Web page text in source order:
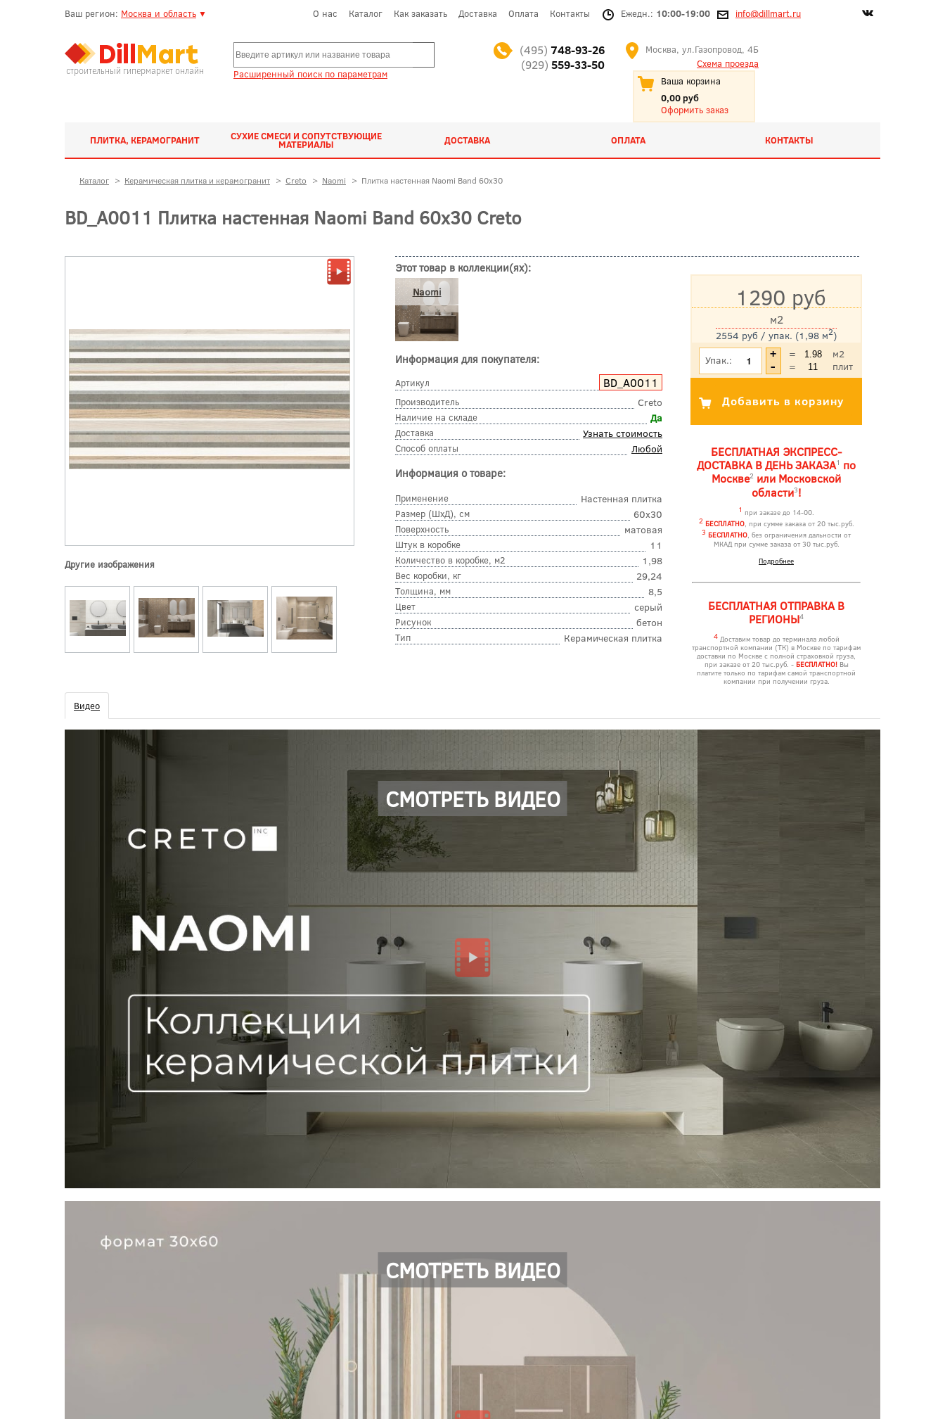
Ваш регион: Москва и область ▼ О нас Каталог Как заказать Доставка Оплата Контакты Ежедн.: 10:00-19:00 info@dillmart.ru
строительный гипермаркет онлайн Расширенный поиск по параметрам
(495) 748-93-26
(929) 559-33-50
Москва, ул.Газопровод, 4Б
Схема проезда
Ваша корзина
0,00 руб
Оформить заказ
ПЛИТКА, КЕРАМОГРАНИТ СУХИЕ СМЕСИ И СОПУТСТВУЮЩИЕ
МАТЕРИАЛЫ ДОСТАВКА ОПЛАТА КОНТАКТЫ
Каталог > Керамическая плитка и керамогранит > Creto > Naomi > Плитка настенная Naomi Band 60x30
BD_A0011 Плитка настенная Naomi Band 60x30 Creto
Другие изображения
Этот товар в коллекции(ях):
Naomi
Информация для покупателя:
Артикул BD_A0011
Производитель Creto
Наличие на складе Да
Доставка Узнать стоимость
Способ оплаты Любой
Информация о товаре:
Применение Настенная плитка
Размер (ШхД), см 60x30
Поверхность матовая
Штук в коробке 11
Количество в коробке, м2 1,98
Вес коробки, кг 29,24
Толщина, мм 8,5
Цвет серый
Рисунок бетон
Тип Керамическая плитка
1290 руб
2554 руб / упак. (1,98 м2)
м2
*Цена указана с учетом НДС
Упак.: =
м2
=
плит
БЕСПЛАТНАЯ ЭКСПРЕСС-
ДОСТАВКА В ДЕНЬ ЗАКАЗА1 по
Москве2 или Московской
области3!
1 при заказе до 14-00.
2 БЕСПЛАТНО, при сумме заказа от 20 тыс.руб.
3 БЕСПЛАТНО, без ограничения дальности от
МКАД при сумме заказа от 30 тыс.руб.
Подробнее
БЕСПЛАТНАЯ ОТПРАВКА В
РЕГИОНЫ4
4Доставим товар до терминала любой
транспортной компании (ТК) в Москве по тарифам
доставки по Москве с полной страховкой груза,
при заказе от 20 тыс.руб. - БЕСПЛАТНО!Вы
платите только по тарифам самой транспортной
компании при получении груза.
Видео
СМОТРЕТЬ ВИДЕО
СМОТРЕТЬ ВИДЕО